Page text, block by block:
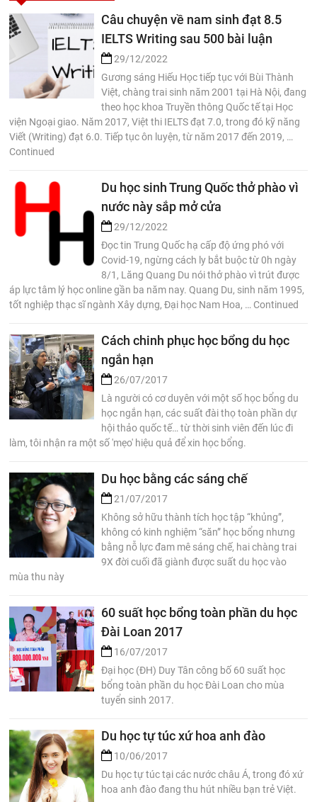
Câu chuyện về nam sinh đạt 8.5
IELTS Writing sau 500 bài luận
29/12/2022
Gương sáng Hiếu Học tiếp tục với Bùi Thành
Việt, chàng trai sinh năm 2001 tại Hà Nội, đang
theo học khoa Truyền thông Quốc tế tại Học
viện Ngoại giao. Năm 2017, Việt thi IELTS đạt 7.0, trong đó kỹ năng
Viết (Writing) đạt 6.0. Tiếp tục ôn luyện, từ năm 2017 đến 2019, …
Continued
Du học sinh Trung Quốc thở phào vì
nước này sắp mở cửa
29/12/2022
Đọc tin Trung Quốc hạ cấp độ ứng phó với
Covid-19, ngừng cách ly bắt buộc từ 0h ngày
8/1, Lăng Quang Du nói thở phào vì trút được
áp lực tâm lý học online gần ba năm nay. Quang Du, sinh năm 1995,
tốt nghiệp thạc sĩ ngành Xây dựng, Đại học Nam Hoa, … Continued
Cách chinh phục học bổng du học
ngắn hạn
26/07/2017
Là người có cơ duyên với một số học bổng du
học ngắn hạn, các suất đài thọ toàn phần dự
hội thảo quốc tế… từ thời sinh viên đến lúc đi
làm, tôi nhận ra một số 'mẹo' hiệu quả để xin học bổng.
Du học bằng các sáng chế
21/07/2017
Không sở hữu thành tích học tập “khủng”,
không có kinh nghiệm “săn” học bổng nhưng
bằng nỗ lực đam mê sáng chế, hai chàng trai
9X đời cuối đã giành được suất du học vào
mùa thu này
60 suất học bổng toàn phần du học
Đài Loan 2017
16/07/2017
Đại học (ĐH) Duy Tân công bố 60 suất học
bổng toàn phần du học Đài Loan cho mùa
tuyển sinh 2017.
Du học tự túc xứ hoa anh đào
10/06/2017
Du học tự túc tại các nước châu Á, trong đó xứ
hoa anh đào đang thu hút nhiều bạn trẻ Việt.